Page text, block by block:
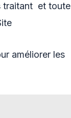
traitant et toute
améliorer les